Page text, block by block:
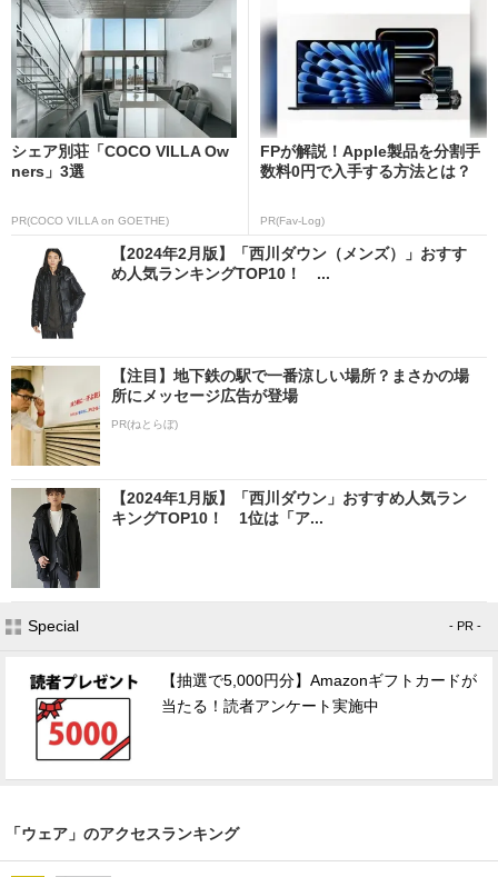
シェア別荘「COCO VILLA Ow
ners」3選
PR(COCO VILLA on GOETHE)
FPが解説！Apple製品を分割手
数料0円で入手する方法とは？
PR(Fav-Log)
【2024年2月版】「西川ダウン（メンズ）」おすす
め人気ランキングTOP10！ ...
【注目】地下鉄の駅で一番涼しい場所？まさかの場
所にメッセージ広告が登場
PR(ねとらぼ)
【2024年1月版】「西川ダウン」おすすめ人気ラン
キングTOP10！ 1位は「ア...
Special - PR -
【抽選で5,000円分】Amazonギフトカードが
当たる！読者アンケート実施中
「ウェア」のアクセスランキング